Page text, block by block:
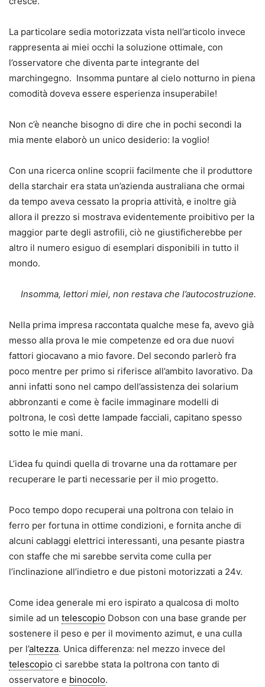
La particolare sedia motorizzata vista nell’articolo invece
rappresenta ai miei occhi la soluzione ottimale, con
l’osservatore che diventa parte integrante del
marchingegno. Insomma puntare al cielo notturno in piena
comodità doveva essere esperienza insuperabile!
Non c’è neanche bisogno di dire che in pochi secondi la
mia mente elaborò un unico desiderio: la voglio!
Con una ricerca online scoprii facilmente che il produttore
della starchair era stata un’azienda australiana che ormai
da tempo aveva cessato la propria attività, e inoltre già
allora il prezzo si mostrava evidentemente proibitivo per la
maggior parte degli astrofili, ciò ne giustificherebbe per
altro il numero esiguo di esemplari disponibili in tutto il
mondo.
Insomma, lettori miei, non restava che l’autocostruzione.
Nella prima impresa raccontata qualche mese fa, avevo già
messo alla prova le mie competenze ed ora due nuovi
fattori giocavano a mio favore. Del secondo parlerò fra
poco mentre per primo si riferisce all’ambito lavorativo. Da
anni infatti sono nel campo dell’assistenza dei solarium
abbronzanti e come è facile immaginare modelli di
poltrona, le così dette lampade facciali, capitano spesso
sotto le mie mani.
L’idea fu quindi quella di trovarne una da rottamare per
recuperare le parti necessarie per il mio progetto.
Poco tempo dopo recuperai una poltrona con telaio in
ferro per fortuna in ottime condizioni, e fornita anche di
alcuni cablaggi elettrici interessanti, una pesante piastra
con staffe che mi sarebbe servita come culla per
l’inclinazione all’indietro e due pistoni motorizzati a 24v.
Come idea generale mi ero ispirato a qualcosa di molto
simile ad un telescopio Dobson con una base grande per
sostenere il peso e per il movimento azimut, e una culla
per l’altezza. Unica differenza: nel mezzo invece del
telescopio ci sarebbe stata la poltrona con tanto di
osservatore e binocolo.